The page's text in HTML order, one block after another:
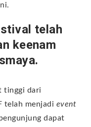
telah
keenam
tinggi dari
telah menjadi event
dapat